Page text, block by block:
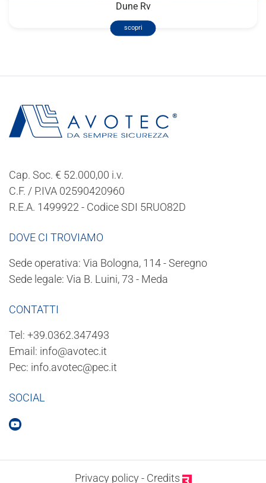
Dune Rv
scopri
Cap. Soc. € 52.000,00 i.v.
C.F. / P.IVA 02590420960
R.E.A. 1499922 - Codice SDI 5RUO82D
DOVE CI TROVIAMO
Sede operativa: Via Bologna, 114 - Seregno
Sede legale: Via B. Luini, 73 - Meda
CONTATTI
Tel: +39.0362.347493
Email: info@avotec.it
Pec: info.avotec@pec.it
SOCIAL
Privacy policy- Credits